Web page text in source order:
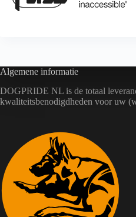
Algemene informatie
DOGPRIDE NL is de totaal
kwaliteitsbenodigdheden voor uw